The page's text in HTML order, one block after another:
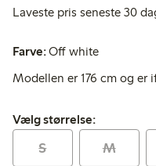
Laveste pris seneste 30
Farve:Off white
Modellen er 176 cm og er
Vælg størrelse:
Vælg størrelse:
S M